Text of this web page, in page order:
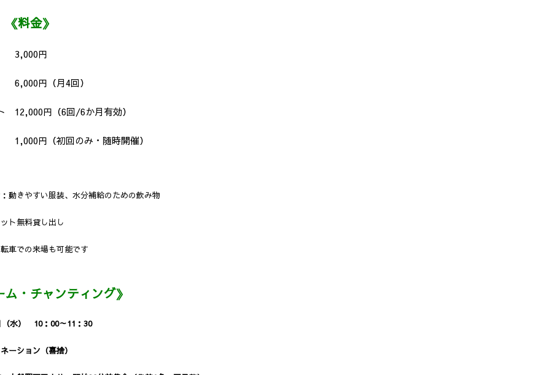
金》
3,000円
円（月4回）
12,000円（6回/6か月有効）
円（初回のみ・随時開催）
動きやすい服装、水分補給のための飲み物
ト無料貸し出し
車での来場も可能です
ム・チャンティング》
（水） 10：00～11：30
ーション（喜捨）